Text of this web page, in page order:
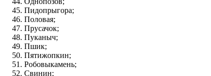
Пидопрыгора;
Половая;
Прусачок;
Пуканыч;
Пшик;
Пятижопкин;
Робовыкамень;
Свинин;